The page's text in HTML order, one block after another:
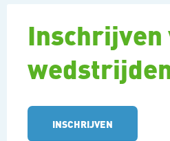
Inschrijven
INSCHRIJVEN